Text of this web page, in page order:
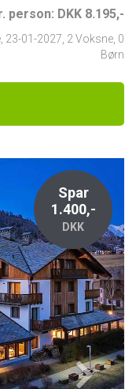
person: DKK 8.195,-
23-01-2027 2 Voksne, 0
Børn
Spar
1.400,-
DKK